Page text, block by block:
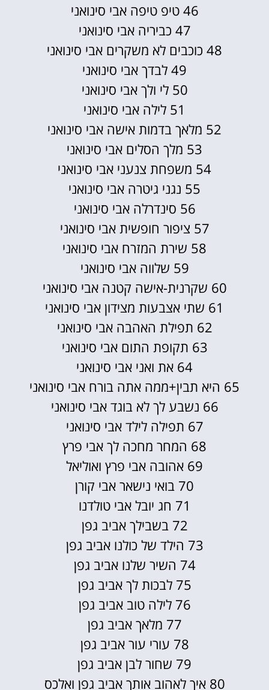
46 טיפ טיפה אבי סינואני
47 כביריה אבי סינואני
48 כוכבים לא משקרים אבי סינואני
49 לבדך אבי סינואני
50 לי ולך אבי סינואני
51 לילה אבי סינואני
52 מלאך בדמות אישה אבי סינואני
53 מלך הסלים אבי סינואני
54 משפחת צנעני אבי סינואני
55 נגני גיטרה אבי סינואני
56 סינדרלה אבי סינואני
57 ציפור חופשית אבי סינואני
58 שירת המזרח אבי סינואני
59 שלווה אבי סינואני
60 שקרנית-אישה קטנה אבי סינואני
61 שתי אצבעות מצידון אבי סינואני
62 תפילת האהבה אבי סינואני
63 תקופת התום אבי סינואני
64 את ואני אבי סינואני
65 היא תבין+ממה אתה בורח אבי סינואני
66 נשבע לך לא בוגד אבי סינואני
67 תפילה לילד אבי סינואני
68 המחר מחכה לך אבי פרץ
69 אהובה אבי פרץ ואוליאל
70 בואי נישאר אבי קורן
71 חג יובל אבי טולדנו
72 בשבילך אביב גפן
73 הילד של כולנו אביב גפן
74 השיר שלנו אביב גפן
75 לבכות לך אביב גפן
76 לילה טוב אביב גפן
77 מלאך אביב גפן
78 עורי עור אביב גפן
79 שחור לבן אביב גפן
80 איך לאהוב אותך אביב גפן ואלכס